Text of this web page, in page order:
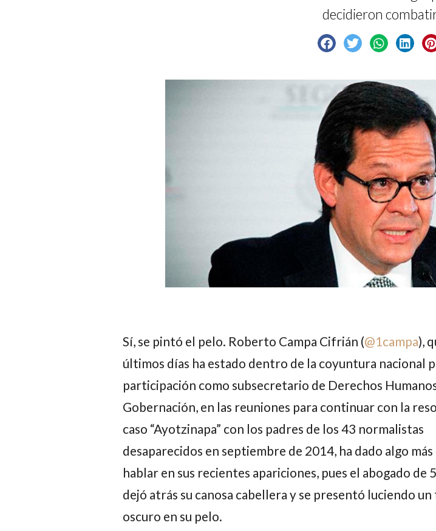
decidieron
Sí, se pintó el pelo. Roberto Campa Cifrián (@1campa),
últimos días ha estado dentro de la coyuntura nacional
participación como subsecretario de Derechos
Gobernación, en las reuniones para continuar con la
caso “Ayotzinapa” con los padres de los 43 normalistas
desaparecidos en septiembre de 2014, ha dado algo más
hablar en sus recientes apariciones, pues el abogado de
dejó atrás su canosa cabellera y se presentó luciendo
oscuro en su pelo.